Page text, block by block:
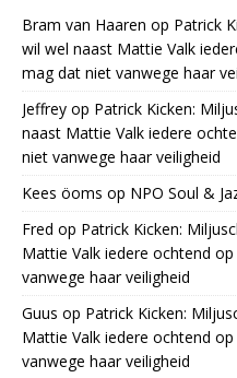
Bram van Haaren op Patrick
wil wel naast Mattie Valk
mag dat niet vanwege haar
Jeffrey op Patrick Kicken:
naast Mattie Valk iedere
niet vanwege haar veiligheid
Kees öoms op NPO Soul &
Fred op Patrick Kicken:
Mattie Valk iedere ochtend
vanwege haar veiligheid
Guus op Patrick Kicken:
Mattie Valk iedere ochtend
vanwege haar veiligheid